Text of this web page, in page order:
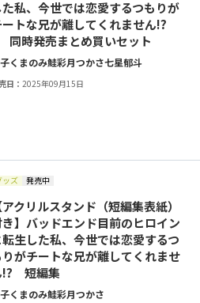
た私、今世では恋愛するつもりが
ートな兄が離してくれません!?
時発売まとめ買いセット
くまのみ鮭彩月つかさ七星郁斗
日：2025年09月15日
ッズ 発売中
アクリルスタンド（短編集表紙）
】バッドエンド目前のヒロイン
転生した私、今世では恋愛するつ
りがチートな兄が離してくれませ
!? 短編集
くまのみ鮭彩月つかさ